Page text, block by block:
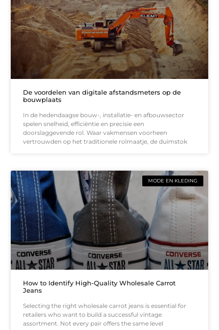
De voordelen van digitale afstandsmeters op de
bouwplaats
In de hedendaagse bouw-, installatie- en afbouwsector
spelen snelheid, efficiëntie en precisie een
doorslaggevende rol. Waar vakmensen voorheen
vertrouwden op het traditionele rolmaatje, de duimstok
MODE EN KLEDING
How to Identify High-Quality Wholesale Carrot
Jeans
Selecting the right wholesale carrot jeans is essential for
retailers who want to build a successful vintage
assortment. Not every pair offers the same level